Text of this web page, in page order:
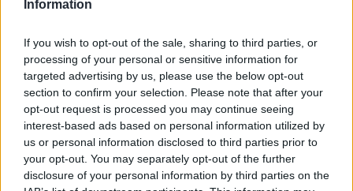
Information
If you wish to opt-out of the sale, sharing to third parties, or
processing of your personal or sensitive information for
targeted advertising by us, please use the below opt-out
section to confirm your selection. Please note that after your
opt-out request is processed you may continue seeing
interest-based ads based on personal information utilized by
us or personal information disclosed to third parties prior to
your opt-out. You may separately opt-out of the further
disclosure of your personal information by third parties on the
Il palato non mente mai e, sorprendentemente,
anche l’orecchio ha le sue preferenze! In un mondo
in continuo cambiamento, lasciamoci guidare da